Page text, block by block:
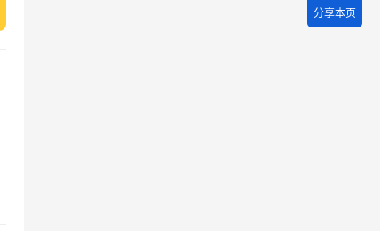
分享本页